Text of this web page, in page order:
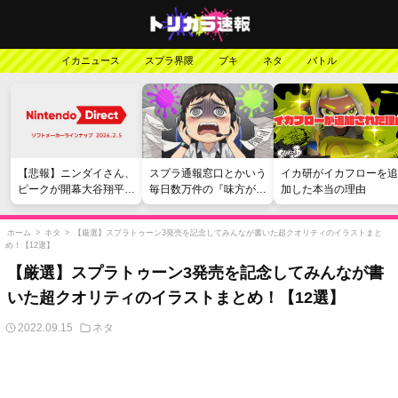
イカニュース スプラ界隈 ブキ ネタ バトル
【悲報】ニンダイさん、
ピークが開幕大谷翔平の
がっかりダイレクトだっ
たと言われてしまう
スプラ通報窓口とかいう
毎日数万件の『味方が弱
い』愚痴を読まされる苦
行
イカ研がイカフローを追
加した本当の理由
ホーム > ネタ >
【厳選】スプラトゥーン3発売を記念してみんなが書いた超クオリティのイラストまと
め！【12選】
【厳選】スプラトゥーン3発売を記念してみんなが書
いた超クオリティのイラストまとめ！【12選】
2022.09.15 ネタ